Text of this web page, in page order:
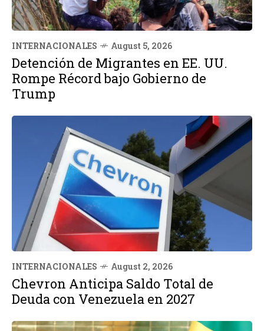
INTERNACIONALES August 5, 2026
Detención de Migrantes en EE. UU.
Rompe Récord bajo Gobierno de
Trump
INTERNACIONALES August 2, 2026
Chevron Anticipa Saldo Total de
Deuda con Venezuela en 2027